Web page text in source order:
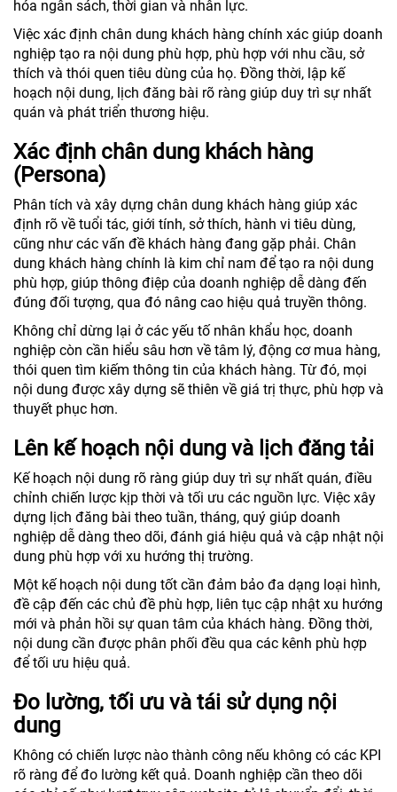
hóa ngân sách, thời gian và nhân lực.
Việc xác định chân dung khách hàng chính xác giúp doanh
nghiệp tạo ra nội dung phù hợp, phù hợp với nhu cầu, sở
thích và thói quen tiêu dùng của họ. Đồng thời, lập kế
hoạch nội dung, lịch đăng bài rõ ràng giúp duy trì sự nhất
quán và phát triển thương hiệu.
Xác định chân dung khách hàng
(Persona)
Phân tích và xây dựng chân dung khách hàng giúp xác
định rõ về tuổi tác, giới tính, sở thích, hành vi tiêu dùng,
cũng như các vấn đề khách hàng đang gặp phải. Chân
dung khách hàng chính là kim chỉ nam để tạo ra nội dung
phù hợp, giúp thông điệp của doanh nghiệp dễ dàng đến
đúng đối tượng, qua đó nâng cao hiệu quả truyền thông.
Không chỉ dừng lại ở các yếu tố nhân khẩu học, doanh
nghiệp còn cần hiểu sâu hơn về tâm lý, động cơ mua hàng,
thói quen tìm kiếm thông tin của khách hàng. Từ đó, mọi
nội dung được xây dựng sẽ thiên về giá trị thực, phù hợp và
thuyết phục hơn.
Lên kế hoạch nội dung và lịch đăng tải
Kế hoạch nội dung rõ ràng giúp duy trì sự nhất quán, điều
chỉnh chiến lược kịp thời và tối ưu các nguồn lực. Việc xây
dựng lịch đăng bài theo tuần, tháng, quý giúp doanh
nghiệp dễ dàng theo dõi, đánh giá hiệu quả và cập nhật nội
dung phù hợp với xu hướng thị trường.
Một kế hoạch nội dung tốt cần đảm bảo đa dạng loại hình,
đề cập đến các chủ đề phù hợp, liên tục cập nhật xu hướng
mới và phản hồi sự quan tâm của khách hàng. Đồng thời,
nội dung cần được phân phối đều qua các kênh phù hợp
để tối ưu hiệu quả.
Đo lường, tối ưu và tái sử dụng nội
dung
Không có chiến lược nào thành công nếu không có các KPI
rõ ràng để đo lường kết quả. Doanh nghiệp cần theo dõi